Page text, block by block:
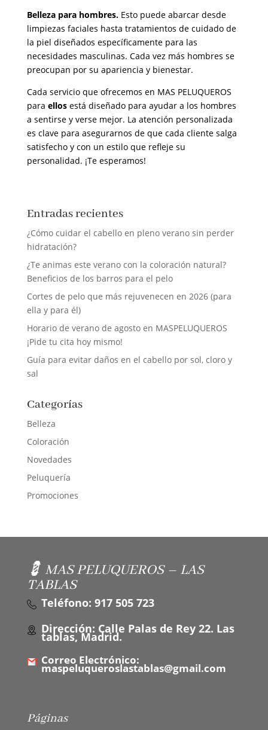
Belleza para hombres. Esto puede abarcar desde
limpiezas faciales hasta tratamientos de cuidado de
la piel diseñados específicamente para las
necesidades masculinas. Cada vez más hombres se
preocupan por su apariencia y bienestar.
Cada servicio que ofrecemos en MAS PELUQUEROS
para ellosestá diseñado para ayudar a los hombres
a sentirse y verse mejor. La atención personalizada
es clave para asegurarnos de que cada cliente salga
satisfecho y con un estilo que refleje su
personalidad. ¡Te esperamos!
Entradas recientes
¿Cómo cuidar el cabello en pleno verano sin perder
hidratación?
¿Te animas este verano con la coloración natural?
Beneficios de los barros para el pelo
Cortes de pelo que más rejuvenecen en 2026 (para
ella y para él)
Horario de verano de agosto en MASPELUQUEROS
¡Pide tu cita hoy mismo!
Guía para evitar daños en el cabello por sol, cloro y
sal
Categorías
Belleza
Coloración
Novedades
Peluquería
Promociones
💈 MAS PELUQUEROS – LAS
TABLAS
Teléfono: 917 505 723
Dirección: Calle Palas de Rey 22. Las
tablas, Madrid.
Correo Electrónico:
maspeluqueroslastablas@gmail.com
Páginas